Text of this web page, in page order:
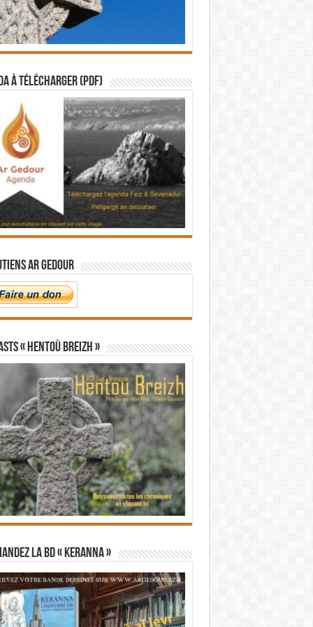
à télécharger (PDF)
Ar Gedour
« Hentoù Breizh »
la BD « Keranna »